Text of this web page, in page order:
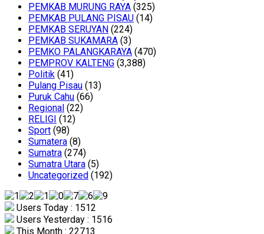
PEMKAB MURUNG RAYA (325)
PEMKAB PULANG PISAU (14)
PEMKAB SERUYAN (224)
PEMKAB SUKAMARA (3)
PEMKO PALANGKARAYA (470)
PEMPROV KALTENG (3,388)
Politik (41)
Pulang Pisau (13)
Puruk Cahu (66)
Regional (22)
RELIGI (12)
Sport (98)
Sumatera (8)
Sumatra (274)
Sumatra Utara (5)
Uncategorized (192)
Users Today : 1512
Users Yesterday : 1516
This Month : 22713